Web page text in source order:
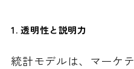
1. 透明性と説明力
統計モデルは、マーケ